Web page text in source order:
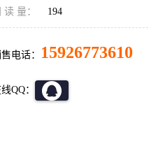
读 量： 194
电话： 15926773610
QQ：